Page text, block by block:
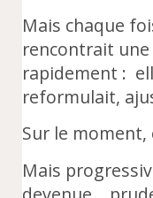
Mais chaque
rencontrait
rapidement :
reformulait,
Sur le moment,
Mais